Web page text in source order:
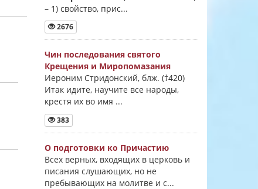
–1) свойство, прис...
2676
Чин последования святого
Крещения и Миропомазания
Иероним Стридонский, блж. (†420)
Итак идите, научите все народы,
крестя их во имя ...
383
О подготовки ко Причастию
Всех верных, входящих в церковь и
писания слушающих, но не
пребывающих на молитве и с...